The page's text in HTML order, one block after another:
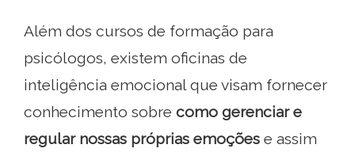
Além dos cursos de formação para
psicólogos, existem oficinas de
inteligência emocional que visam fornecer
conhecimento sobre como gerenciar e
regular nossas próprias emoções e assim